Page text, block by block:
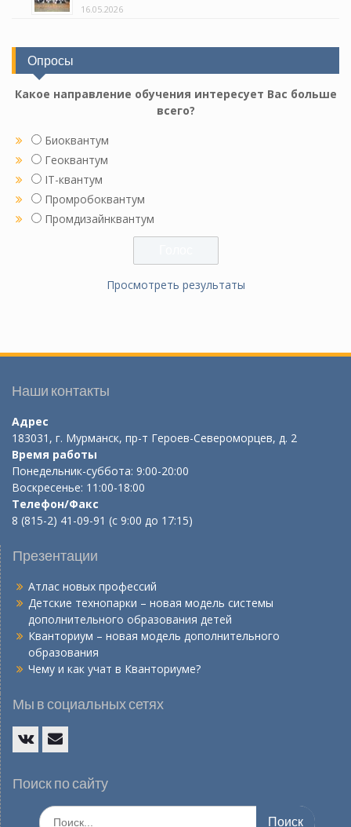
16.05.2026
Опросы
Какое направление обучения интересует Вас больше
всего?
Биоквантум
Геоквантум
IT-квантум
Промробоквантум
Промдизайнквантум
Просмотреть результаты
Наши контакты
Адрес
183031, г. Мурманск, пр-т Героев-Североморцев, д. 2
Время работы
Понедельник-суббота: 9:00-20:00
Воскресенье: 11:00-18:00
Телефон/Факс
8 (815-2) 41-09-91 (с 9:00 до 17:15)
Презентации
Атлас новых профессий
Детские технопарки – новая модель системы
дополнительного образования детей
Кванториум – новая модель дополнительного
образования
Чему и как учат в Кванториуме?
Мы в социальных сетях
mail
Поиск по сайту
Искать: